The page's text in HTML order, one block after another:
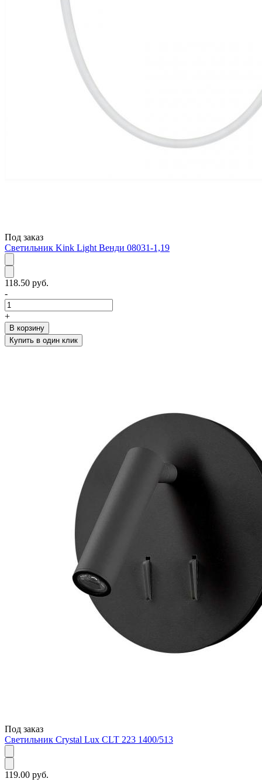
Под заказ
Светильник Kink Light Венди 08031-1,19
118.50 руб.
-
+
В корзину
Купить в один клик
Под заказ
Светильник Crystal Lux CLT 223 1400/513
119.00 руб.